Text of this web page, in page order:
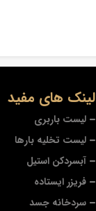
لینک های مفید
لیست باربری
لیست تخلیه بارها
آبسردکن استیل
فریزر ایستاده
سردخانه جسد